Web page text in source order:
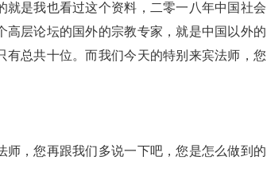
是我也看过这个资料，二零一八年中国社会
层论坛的国外的宗教专家，就是中国以外的
总共十位。而我们今天的特别来宾法师，您
，您再跟我们多说一下吧，您是怎么做到的